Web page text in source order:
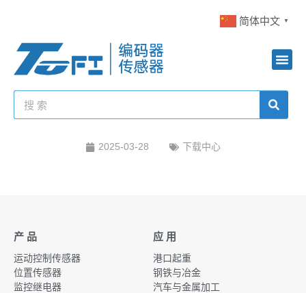
简体中文 ▼
2025-03-28 下载中心
产 品
运动控制传感器
位置传感器
监控继电器
应 用
港口起重
钢铁与冶金
汽车与金属加工